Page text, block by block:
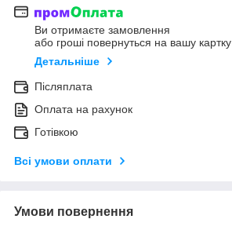
Ви отримаєте замовлення
або гроші повернуться на вашу картку
Детальніше
Післяплата
Оплата на рахунок
Готівкою
Всі умови оплати
Умови повернення